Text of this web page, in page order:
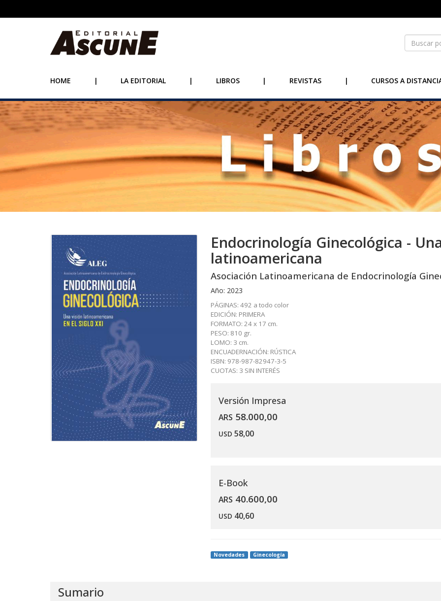
HOME | LA EDITORIAL | LIBROS | REVISTAS | CURSOS A
Endocrinología Ginecológica -
latinoamericana
Asociación Latinoamericana de Endocrinología
Año: 2023
PÁGINAS: 492 a todo color
EDICIÓN: PRIMERA
FORMATO: 24 x 17 cm.
PESO: 810 gr.
LOMO: 3 cm.
ENCUADERNACIÓN: RÚSTICA
ISBN: 978-987-82947-3-5
CUOTAS: 3 SIN INTERÉS
Versión Impresa
ARS 58.000,00
USD 58,00
E-Book
ARS 40.600,00
USD 40,60
Novedades Ginecología
Sumario